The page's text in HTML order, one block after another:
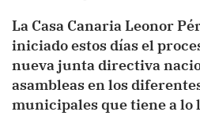
La Casa Canaria Leonor
iniciado estos días el
nueva junta directiva
asambleas en los
municipales que tiene a lo